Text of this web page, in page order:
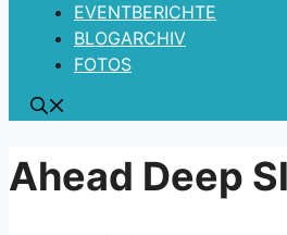
EVENTBERICHTE
BLOGARCHIV
FOTOS
Ahead Deep